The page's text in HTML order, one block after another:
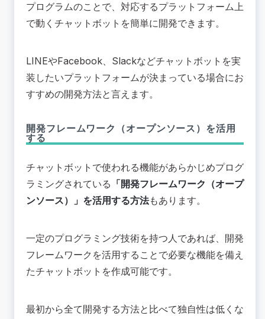
プログラムのことで、対応するプラットフォーム上
で動くチャットボットを簡単に開発できます。
LINEやFacebook、Slackなどチャットボットを実
装したいプラットフォームが決まっている場合にお
すすめの開発方法と言えます。
開発フレームワーク（オープンソース）を活用
する
チャットボットで使われる機能があらかじめプログ
ラミングされている 「開発フレームワーク（オープ
ンソース）」を活用する方法もあります。
一定のプログラミング技術を持つ人であれば、開発
フレームワークを活用することで必要な機能を備え
たチャットボットを作成可能です。
最初から全て開発する方法と比べて独自性は低くな